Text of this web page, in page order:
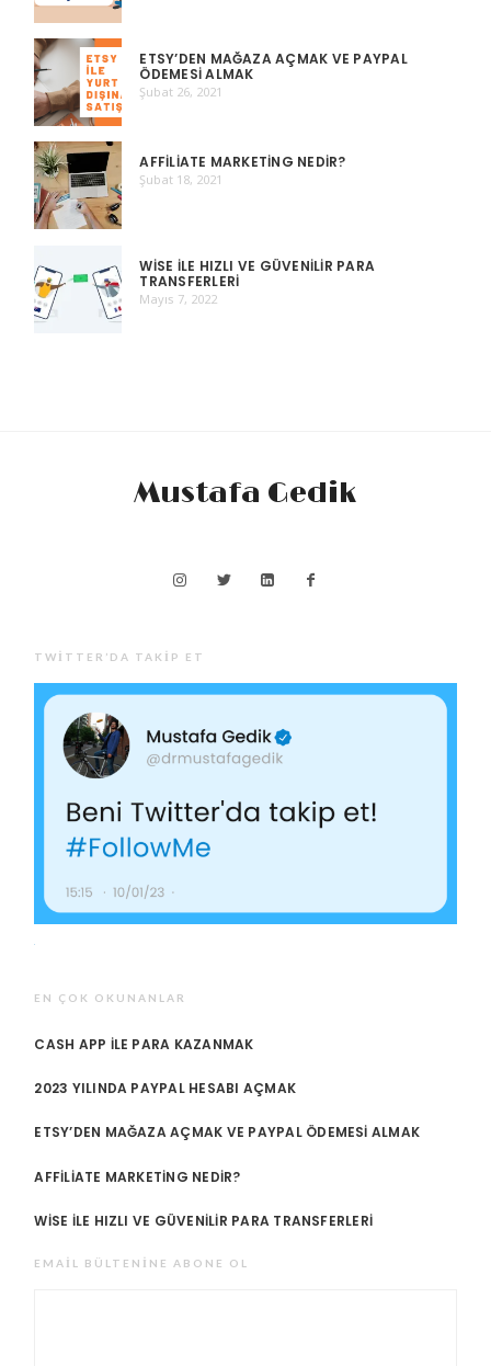
ETSY’DEN MAĞAZA AÇMAK VE PAYPAL
ÖDEMESI ALMAK
Şubat 26, 2021
AFFILIATE MARKETING NEDIR?
Şubat 18, 2021
WISE ILE HIZLI VE GÜVENILIR PARA
TRANSFERLERI
Mayıs 7, 2022
Mustafa Gedik
TWITTER’DA TAKIP ET
EN ÇOK OKUNANLAR
CASH APP ILE PARA KAZANMAK
2023 YILINDA PAYPAL HESABI AÇMAK
ETSY’DEN MAĞAZA AÇMAK VE PAYPAL ÖDEMESI ALMAK
AFFILIATE MARKETING NEDIR?
WISE ILE HIZLI VE GÜVENILIR PARA TRANSFERLERI
EMAIL BÜLTENINE ABONE OL